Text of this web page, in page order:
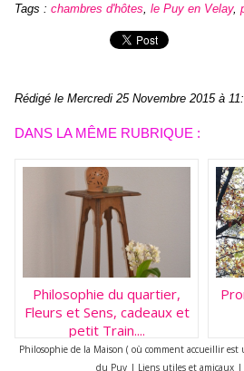
Tags : chambres d'hôtes le Puy en Velay,
Rédigé le Mercredi 25 Novembre 2015 à
DANS LA MÊME RUBRIQUE :
Philosophie du quartier,
Fleurs et Sens, cadeaux et
petit Train....
Philosophie de la Maison ( où comment accueillir
du Puy | Liens utiles et amicaux |